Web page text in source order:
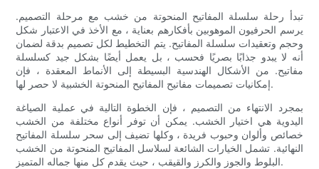
تبدأ رحلة سلسلة المفاتيح المنحوتة من خشب مع مرحلة التصميم.
يرسم الحرفيون الموهوبين بأفكارهم بعناية ، مع الأخذ في الاعتبار شكل
وحجم وتعقيدات سلسلة المفاتيح. يتم التخطيط لكل تصميم بدقة لضمان
أنه لا يبدو جذابًا بصريًا فحسب ، بل يعمل أيضًا بشكل جيد كسلسلة
مفاتيح. من الأشكال الهندسية البسيطة إلى الأنماط المعقدة ، فإن
إمكانيات تصميمات مفاتيح المفاتيح المنحوتة الخشبية لا حصر لها.
بمجرد الانتهاء من التصميم ، فإن الخطوة التالية في عملية الصياغة
اليدوية هي اختيار الخشب. يمكن أن توفر أنواع مختلفة من الخشب
خصائص وألوان وحبوب فريدة ، وكلها تضيف إلى سحر سلسلة المفاتيح
النهائية. تشمل الخيارات الشائعة لسلاسل المفاتيح المنحوتة من الخشب
البلوط والجوز والكرز والقيقب ، حيث يقدم كل منها جماله المتميز.